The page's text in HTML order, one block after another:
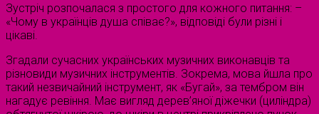
Зустріч розпочалася з простого для кожного питання: –
«Чому в українців душа співає?», відповіді були різні і
цікаві.
Згадали сучасних українських музичних виконавців та
різновиди музичних інструментів. Зокрема, мова йшла про
такий незвичайний інструмент, як «Бугай», за тембром він
нагадує ревіння. Має вигляд дерев’яної діжечки (циліндра)